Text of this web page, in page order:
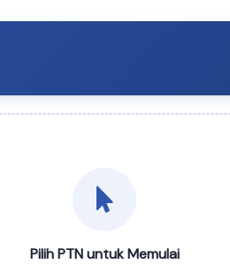
Pilih PTN untuk Memulai